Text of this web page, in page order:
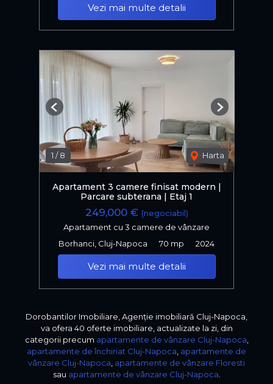
Vezi mai multe detalii
1 /8 Harta
Previous Next
Apartament 3 camere finisat modern |
Parcare subterana | Etaj 1
249,000 € (negociabil)
Apartament cu 3 camere de vânzare
Borhanci, Cluj-Napoca
70 mp 2024
Vezi mai multe detalii
Dorobantilor Imobiliare, Agenție imobiliară Cluj-Napoca,
va ofera 40 oferte imobiliare, actualizate la zi, din
categorii precum apartamente de vânzare Cluj-Napoca
apartamente de închiriat Cluj-Napoca apartamente de
vânzare Cluj-Napoca apartamente de vânzare Floresti
sau apartamente de vânzare Cluj-Napoca